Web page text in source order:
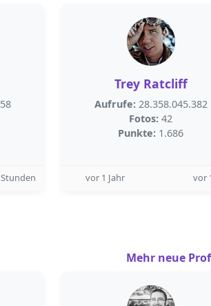
Trey Ratcliff
Aufrufe: 28.358.045.382
Fotos: 42
Punkte: 1.686
vor 1 Jahr vor
Mehr neue